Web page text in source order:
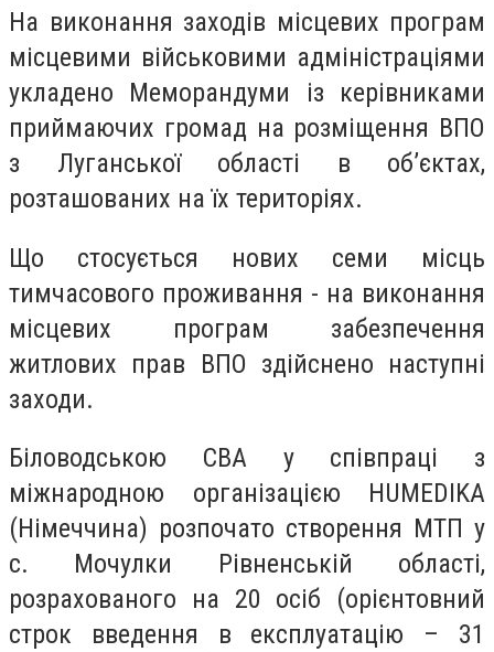
На виконання заходів місцевих програм
місцевими військовими адміністраціями
укладено Меморандуми із керівниками
приймаючих громад на розміщення ВПО
з Луганської області в об’єктах,
розташованих на їх територіях.
Що стосується нових семи місць
тимчасового проживання - на виконання
місцевих програм забезпечення
житлових прав ВПО здійснено наступні
заходи.
Біловодською СВА у співпраці з
міжнародною організацією HUMEDIKA
(Німеччина) розпочато створення МТП у
с. Мочулки Рівненській області,
розрахованого на 20 осіб (орієнтовний
строк введення в експлуатацію – 31